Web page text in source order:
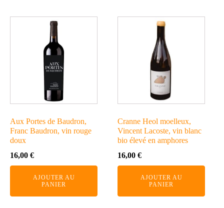
Aux Portes de Baudron,
Franc Baudron, vin rouge
doux
16,00 €
AJOUTER AU
PANIER
Cranne Heol moelleux,
Vincent Lacoste, vin blanc
bio élevé en amphores
16,00€
AJOUTER AU
PANIER